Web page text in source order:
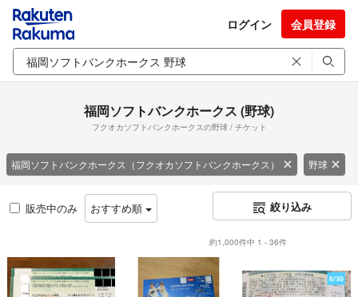
ログイン 会員登録
福岡ソフトバンクホークス (野球)
フクオカソフトバンクホークスの野球 / チケット
福岡ソフトバンクホークス（フクオカソフトバンクホークス） 野球
販売中のみ おすすめ順 絞り込み
約1,000件中 1 - 36件